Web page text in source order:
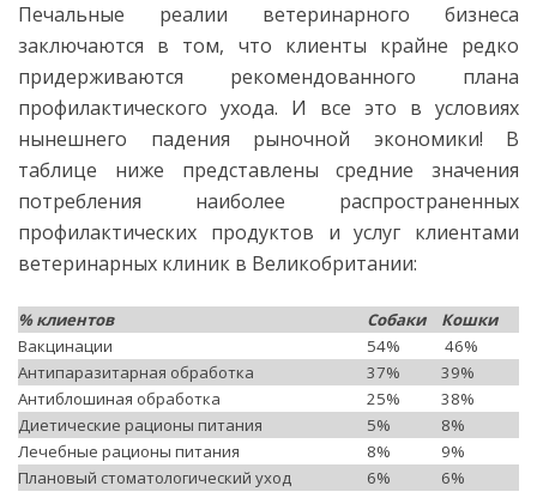
Печальные реалии ветеринарного бизнеса
заключаются в том, что клиенты крайне редко
придерживаются рекомендованного плана
профилактического ухода. И все это в условиях
нынешнего падения рыночной экономики! В
таблице ниже представлены средние значения
потребления наиболее распространенных
профилактических продуктов и услуг клиентами
ветеринарных клиник в Великобритании:
% клиентов Собаки
Кошки
Вакцинации
54%
46%
Антипаразитарная обработка
37%
39%
Антиблошиная обработка
25%
38%
Диетические рационы питания
5%
8%
Лечебные рационы питания
8%
9%
Плановый стоматологический уход
6%
6%